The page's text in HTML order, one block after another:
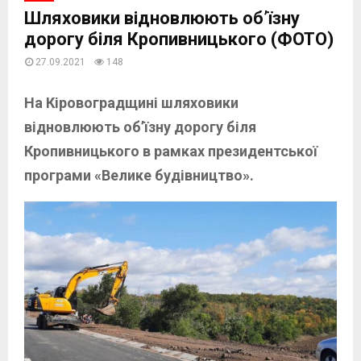
Шляховики відновлюють об’їзну
дорогу біля Кропивницького (ФОТО)
27.09.2021 148
На Кіровоградщині шляховики
відновлюють об’їзну дорогу біля
Кропивницького в рамках президентської
програми «Велике будівництво».